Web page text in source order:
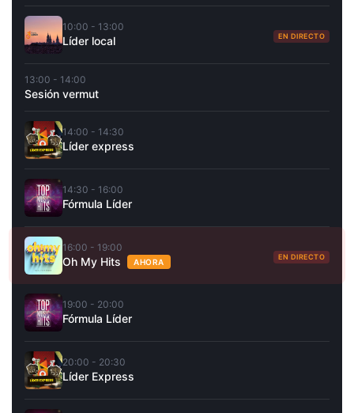
10:00 - 13:00
Líder local EN DIRECTO
13:00 - 14:00
Sesión vermut
14:00 - 14:30
Líder express
14:30 - 16:00
Fórmula Líder
16:00 - 19:00
Oh My Hits AHORA
EN DIRECTO
19:00 - 20:00
Fórmula Líder
20:00 - 20:30
Líder Express